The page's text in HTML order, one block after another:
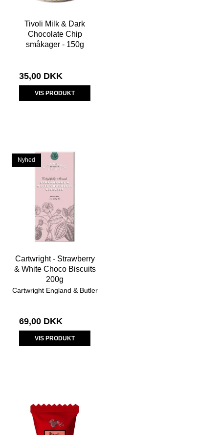
Tivoli Milk & Dark
Chocolate Chip
småkager - 150g
35,00 DKK
VIS PRODUKT
Nyhed
Cartwright - Strawberry
& White Choco Biscuits
200g
Cartwright England & Butler
69,00 DKK
VIS PRODUKT